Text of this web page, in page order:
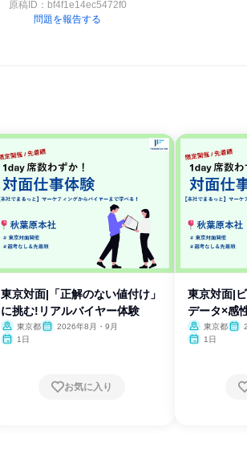
原稿ID： bf4f1e14ec5472f0
問題を報告する
東京対面|「正解のない値付け」
に挑む!リアルバイヤー体験
東京都
2026年8月・9月
1日
お気に入り
東京対面|
データ×感
東京都
1日